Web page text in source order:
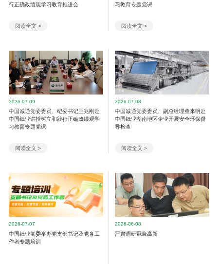
行正确政绩观学习教育推进会
阅读全文 >
习教育专题党课
阅读全文 >
2026-07-09
中国诚通党委委员、纪委书记王兆刚赴
中国纸业讲授树立和践行正确政绩观学
习教育专题党课
阅读全文 >
2026-07-08
中国诚通党委委员、副总经理童来明赴
中国纸业湖南地区企业开展安全环保督
导检查
阅读全文 >
2026-07-07
中国纸业党委举办党支部书记及党务工
作者专题培训
2026-06-08
严肃调研冠豪高新